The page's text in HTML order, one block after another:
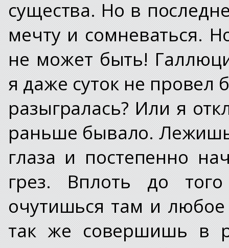
существа. Но в
мечту и сомневаться.
не может быть!
я даже суток не провел
разыгралась? Или я
раньше бывало.
глаза и постепенно
грез. Вплоть до
очутишься там и
так же совершишь в